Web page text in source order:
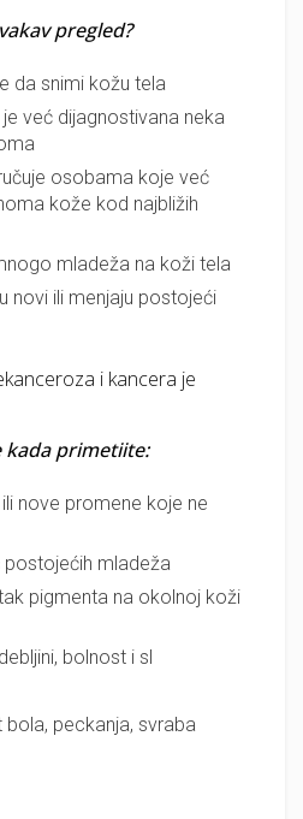
pregled?
da snimi kožu tela
već dijagnostivana neka
osobama koje već
kože kod najbližih
mladeža na koži tela
novi ili menjaju postojeći
i kancera je
kada primetiite:
nove promene koje ne
postojećih mladeža
pigmenta na okolnoj koži
bolnost i sl
peckanja, svraba